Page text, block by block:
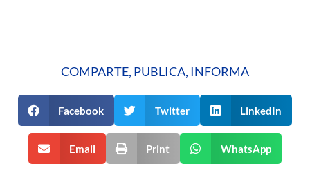
COMPARTE, PUBLICA, INFORMA
Facebook Twitter LinkedIn
Email Print WhatsApp